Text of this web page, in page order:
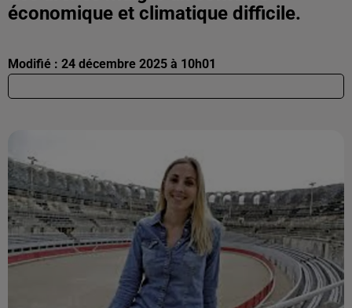
économique et climatique difficile.
Modifié : 24 décembre 2025 à 10h01